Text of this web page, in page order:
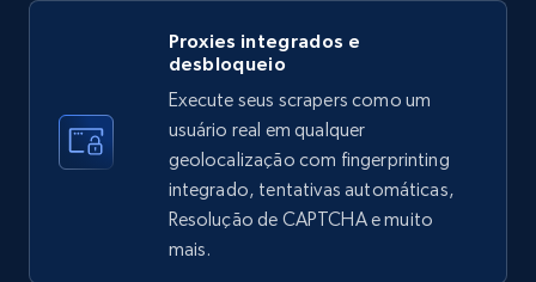
Account, Fbid, ID, Followers, Posts count, Is
business account, Is professional account, Is
verified, and more.
3.5K+ Comece grátis
Proxies integrados e
desbloqueio
Execute seus scrapers como um
usuário real em qualquer
geolocalização com fingerprinting
integrado, tentativas automáticas,
Resolução de CAPTCHA e muito
mais.